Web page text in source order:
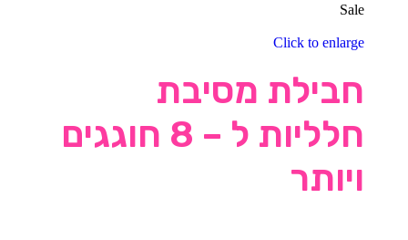
Sale
Click to enlarge
חבילת מסיבת
חלליות ל – 8 חוגגים
ויותר